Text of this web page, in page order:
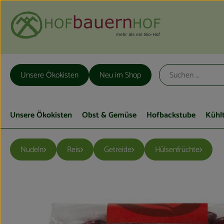
Unsere Ökokisten Neu im Shop
Unsere Ökokisten Obst & Gemüse Hofbackstube
Nudeln Reis Getreide Hülsenfrüchte